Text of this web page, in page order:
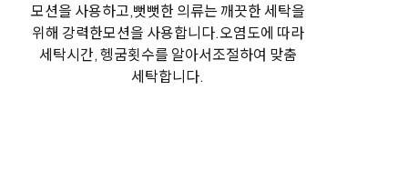
모션을 사용하고,뻣뻣한 의류는 깨끗한 세탁을
위해 강력한모션을 사용합니다.오염도에 따라
세탁시간, 헹굼횟수를 알아서조절하여 맞춤
세탁합니다.